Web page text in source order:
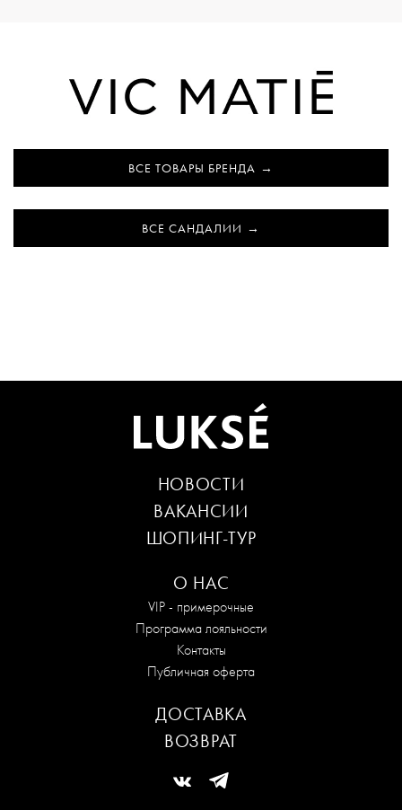
ВСЕ ТОВАРЫ БРЕНДА
ВСЕ САНДАЛИИ
О НАС
VIP - примерочные
Программа лояльности
Контакты
Публичная оферта
НОВОСТИ
ВАКАНСИИ
ШОПИНГ-ТУР
ДОСТАВКА
ВОЗВРАТ